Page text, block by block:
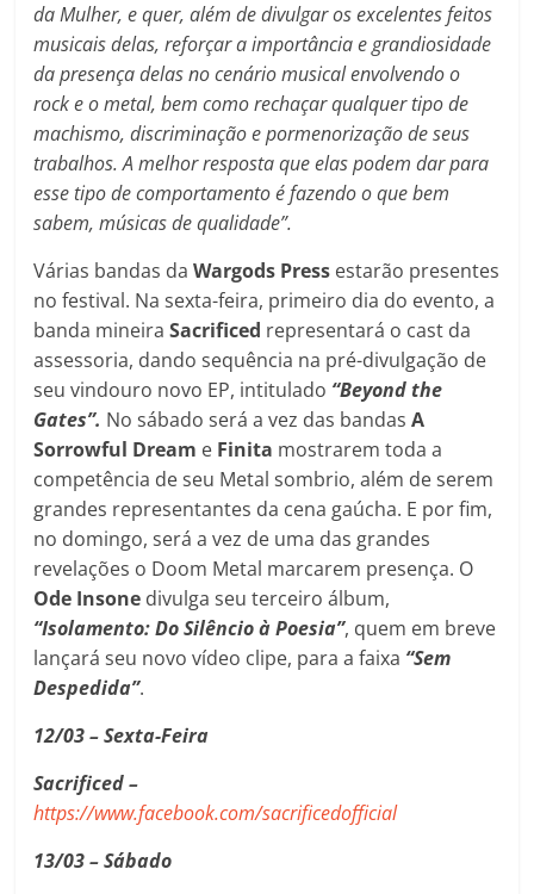
da Mulher, e quer, além de divulgar os excelentes feitos
musicais delas, reforçar a importância e grandiosidade
da presença delas no cenário musical envolvendo o
rock e o metal, bem como rechaçar qualquer tipo de
machismo, discriminação e pormenorização de seus
trabalhos. A melhor resposta que elas podem dar para
esse tipo de comportamento é fazendo o que bem
sabem, músicas de qualidade”.
Várias bandas daWargods Press estarão presentes
no festival. Na sexta-feira, primeiro dia do evento, a
banda mineiraSacrificed representará o cast da
assessoria, dando sequência na pré-divulgação de
seu vindouro novo EP, intitulado “Beyond the
Gates”. No sábado será a vez das bandasA
Sorrowful Dream e Finita mostrarem toda a
competência de seu Metal sombrio, além de serem
grandes representantes da cena gaúcha. E por fim,
no domingo, será a vez de uma das grandes
revelações o Doom Metal marcarem presença. O
Ode Insone divulga seu terceiro álbum,
“Isolamento: Do Silêncio à Poesia”, quem em breve
lançará seu novo vídeo clipe, para a faixa “Sem
Despedida”.
12/03 – Sexta-Feira
Sacrificed –
https://www.facebook.com/sacrificedofficial
13/03 – Sábado